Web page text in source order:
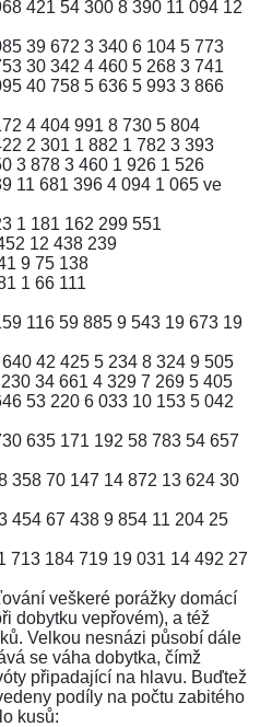
421 54 300 8 390 11 094 12
39 672 3 340 6 104 5 773
30 342 4 460 5 268 3 741
40 758 5 636 5 993 3 866
4 404 991 8 730 5 804
2 301 1 882 1 782 3 393
3 878 3 460 1 926 1 526
11 681 396 4 094 1 065 ve
1 181 162 299 551
12 438 239
9 75 138
1 66 111
116 59 885 9 543 19 673 19
42 425 5 234 8 324 9 505
34 661 4 329 7 269 5 405
53 220 6 033 10 153 5 042
635 171 192 58 783 54 657
358 70 147 14 872 13 624 30
454 67 438 9 854 11 204 25
713 184 719 19 031 14 492 27
veškeré porážky domácí
dobytku vepřovém), a též
Velkou nesnázi působí dále
se váha dobytka, čímž
připadající na hlavu. Buďtež
podíly na počtu zabitého
kusů: